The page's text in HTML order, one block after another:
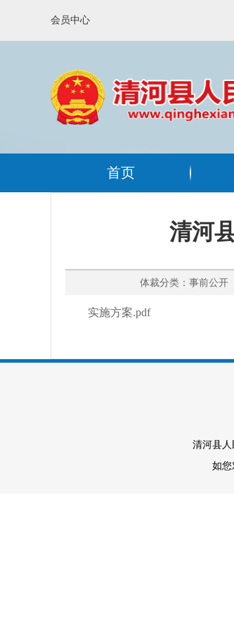
会员中心
首页
清河
体裁分类：事前公
实施方案.pdf
清河县
如您